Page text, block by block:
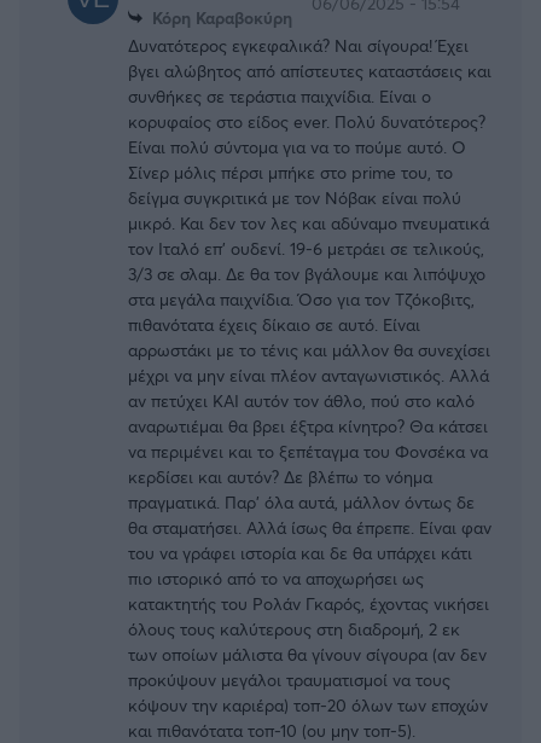
Κόρη Καραβοκύρη
Δυνατότερος εγκεφαλικά? Ναι σίγουρα! Έχει
βγει αλώβητος από απίστευτες καταστάσεις και
συνθήκες σε τεράστια παιχνίδια. Είναι ο
κορυφαίος στο είδος ever. Πολύ δυνατότερος?
Είναι πολύ σύντομα για να το πούμε αυτό. Ο
Σίνερ μόλις πέρσι μπήκε στο prime του, το
δείγμα συγκριτικά με τον Νόβακ είναι πολύ
μικρό. Και δεν τον λες και αδύναμο πνευματικά
τον Ιταλό επ' ουδενί. 19-6 μετράει σε τελικούς,
3/3 σε σλαμ. Δε θα τον βγάλουμε και λιπόψυχο
στα μεγάλα παιχνίδια. Όσο για τον Τζόκοβιτς,
πιθανότατα έχεις δίκαιο σε αυτό. Είναι
αρρωστάκι με το τένις και μάλλον θα συνεχίσει
μέχρι να μην είναι πλέον ανταγωνιστικός. Αλλά
αν πετύχει ΚΑΙ αυτόν τον άθλο, πού στο καλό
αναρωτιέμαι θα βρει έξτρα κίνητρο? Θα κάτσει
να περιμένει και το ξεπέταγμα του Φονσέκα να
κερδίσει και αυτόν? Δε βλέπω το νόημα
πραγματικά. Παρ' όλα αυτά, μάλλον όντως δε
θα σταματήσει. Αλλά ίσως θα έπρεπε. Είναι φαν
του να γράφει ιστορία και δε θα υπάρχει κάτι
πιο ιστορικό από το να αποχωρήσει ως
κατακτητής του Ρολάν Γκαρός, έχοντας νικήσει
όλους τους καλύτερους στη διαδρομή, 2 εκ
των οποίων μάλιστα θα γίνουν σίγουρα (αν δεν
προκύψουν μεγάλοι τραυματισμοί να τους
κόψουν την καριέρα) τοπ-20 όλων των εποχών
και πιθανότατα τοπ-10 (ου μην τοπ-5).